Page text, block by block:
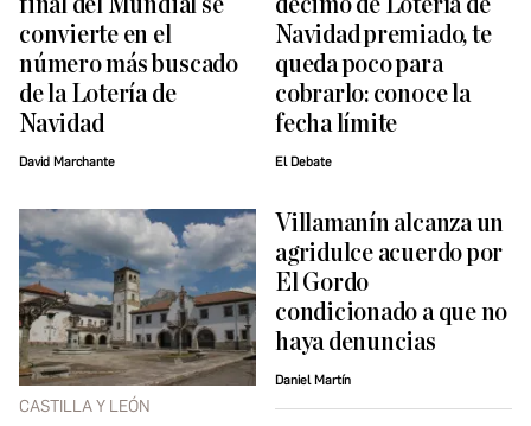
final del Mundial se
convierte en el
número más buscado
de la Lotería de
Navidad
David Marchante
décimo de Lotería de
Navidad premiado, te
queda poco para
cobrarlo: conoce la
fecha límite
El Debate
CASTILLA Y LEÓN
Villamanín alcanza un
agridulce acuerdo por
El Gordo
condicionado a que no
haya denuncias
Daniel Martín